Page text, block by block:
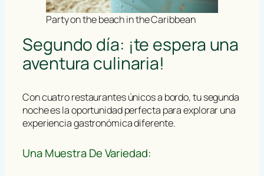
Party on the beach in the Caribbean
Segundo día: ¡te espera una
aventura culinaria!
Con cuatro restaurantes únicos a bordo, tu segunda
noche es la oportunidad perfecta para explorar una
experiencia gastronómica diferente.
Una Muestra De Variedad: